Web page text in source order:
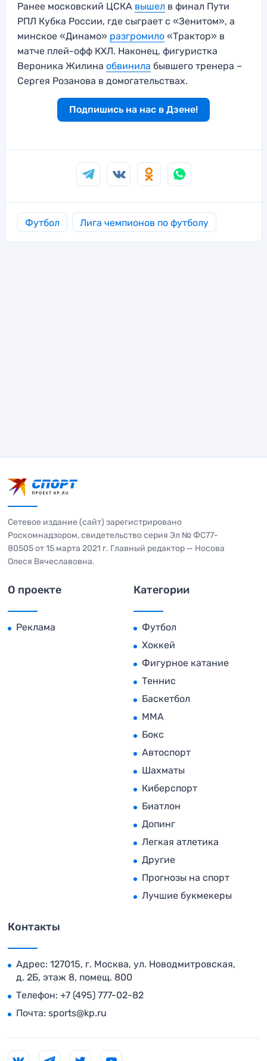
Ранее московский ЦСКА вышел в финал Пути
РПЛ Кубка России, где сыграет с «Зенитом», а
минское «Динамо» разгромило «Трактор» в
матче плей-офф КХЛ. Наконец, фигуристка
Вероника Жилина обвинила бывшего тренера –
Сергея Розанова в домогательствах.
Подпишись на нас в Дзене!
Футбол Лига чемпионов по футболу
Сетевое издание (сайт) зарегистрировано
Роскомнадзором, свидетельство серия Эл № ФС77-
80505 от 15 марта 2021 г. Главный редактор — Носова
Олеся Вячеславовна.
О проекте
Реклама
Категории
Футбол
Хоккей
Фигурное катание
Теннис
Баскетбол
MMA
Бокс
Автоспорт
Шахматы
Киберспорт
Биатлон
Допинг
Легкая атлетика
Другие
Прогнозы на спорт
Лучшие букмекеры
Контакты
Адрес: 127015, г. Москва, ул. Новодмитровская,
д. 2Б, этаж 8, помещ. 800
Телефон: +7 (495) 777-02-82
Почта: sports@kp.ru